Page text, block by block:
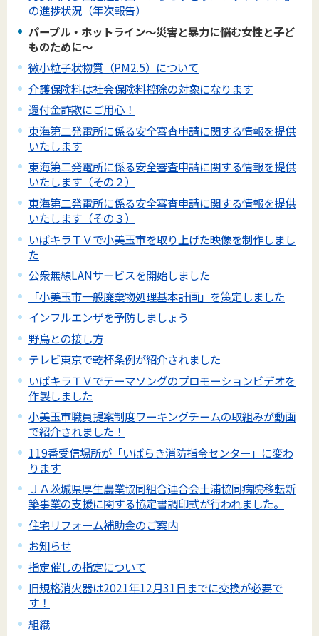
の進捗状況（年次報告）
パープル・ホットライン～災害と暴力に悩む女性と子ど
ものために～
微小粒子状物質（PM2.5）について
介護保険料は社会保険料控除の対象になります
還付金詐欺にご用心！
東海第二発電所に係る安全審査申請に関する情報を提供
いたします
東海第二発電所に係る安全審査申請に関する情報を提供
いたします（その２）
東海第二発電所に係る安全審査申請に関する情報を提供
いたします（その３）
いばキラＴＶで小美玉市を取り上げた映像を制作しまし
た
公衆無線LANサービスを開始しました
「小美玉市一般廃棄物処理基本計画」を策定しました
インフルエンザを予防しましょう
野鳥との接し方
テレビ東京で乾杯条例が紹介されました
いばキラＴＶでテーマソングのプロモーションビデオを
作製しました
小美玉市職員提案制度ワーキングチームの取組みが動画
で紹介されました！
119番受信場所が「いばらき消防指令センター」に変わ
ります
ＪＡ茨城県厚生農業協同組合連合会土浦協同病院移転新
築事業の支援に関する協定書調印式が行われました。
住宅リフォーム補助金のご案内
お知らせ
指定催しの指定について
旧規格消火器は2021年12月31日までに交換が必要で
す！
組織